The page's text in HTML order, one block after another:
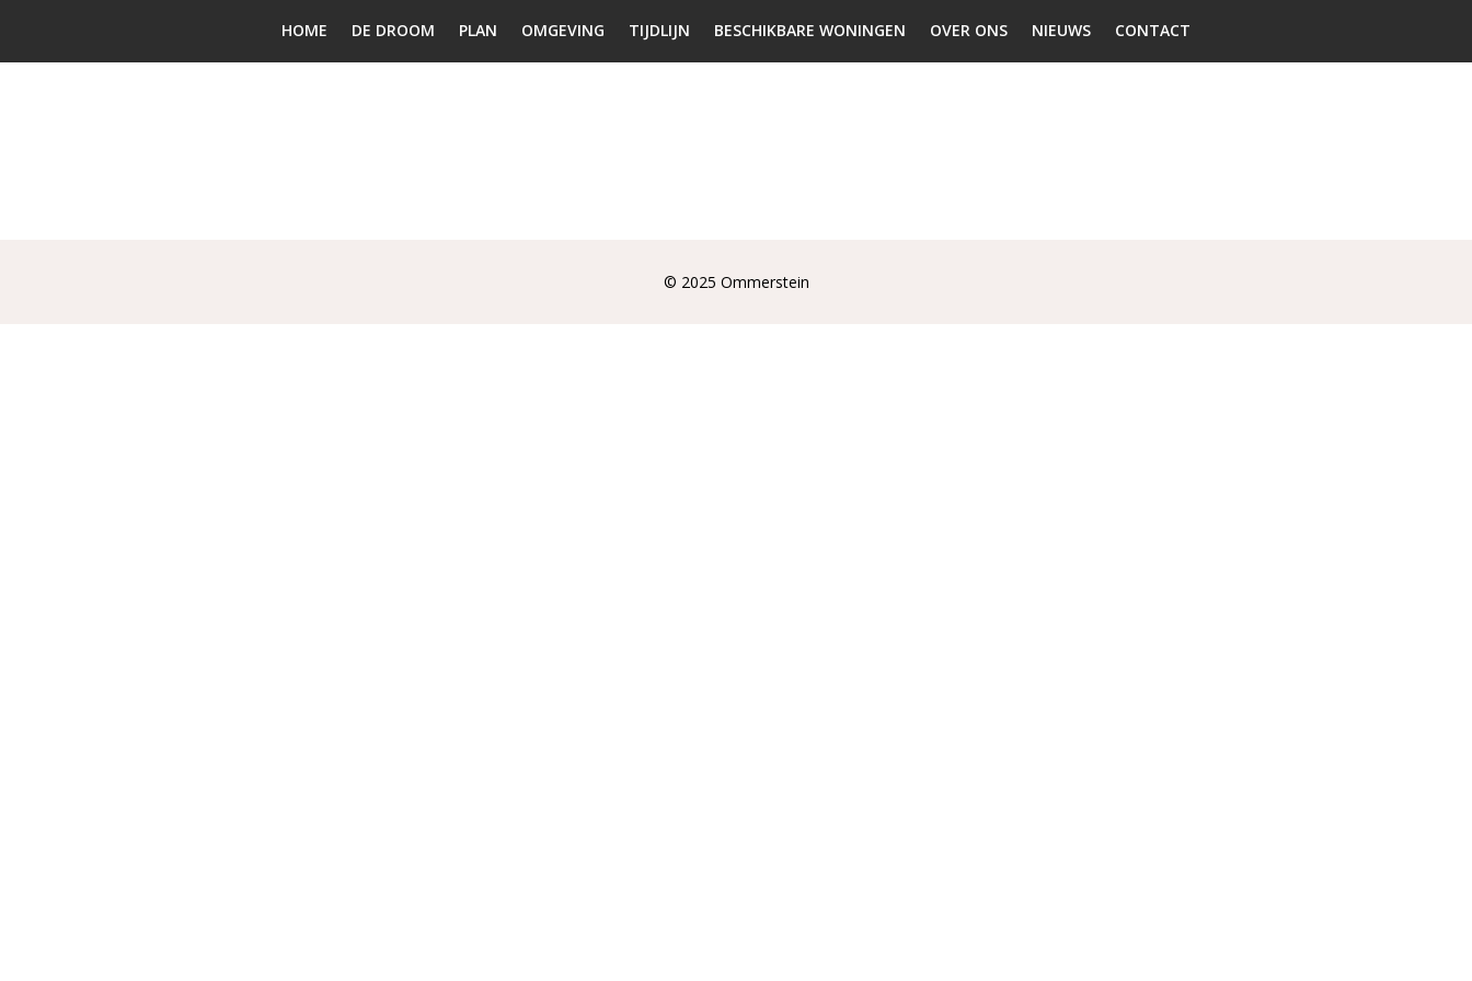
HOME DE DROOM PLAN OMGEVING TIJDLIJN BESCHIKBARE WONINGEN OVER ONS NIEUWS CONTACT
© 2025 Ommerstein